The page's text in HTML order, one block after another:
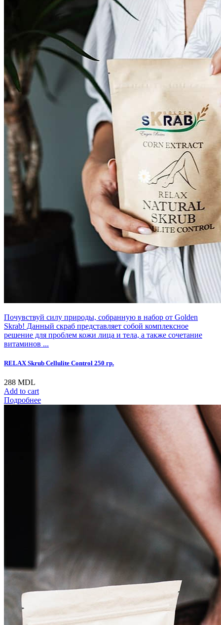
Почувствуй силу природы, собранную в набор от Golden
Skrab! Данный скраб представляет собой комплексное
решение для проблем кожи лица и тела, а также сочетание
витаминов ...
RELAX Skrub Cellulite Control 250 гр.
288 MDL
Add to cart
Подробнее